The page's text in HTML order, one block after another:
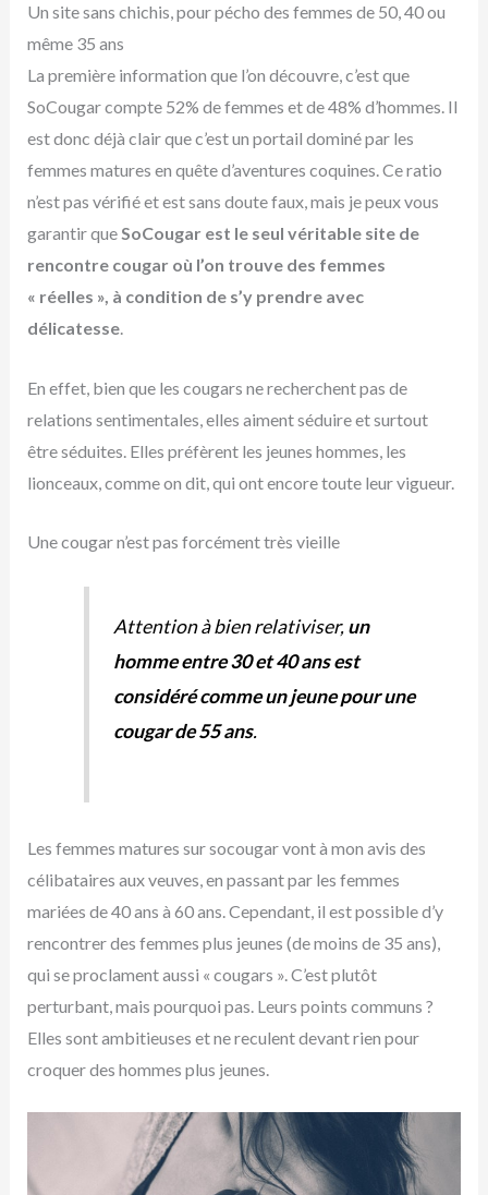
Un site sans chichis, pour pécho des femmes de 50, 40 ou
même 35 ans
La première information que l’on découvre, c’est que
SoCougar compte 52% de femmes et de 48% d’hommes. Il
est donc déjà clair que c’est un portail dominé par les
femmes matures en quête d’aventures coquines. Ce ratio
n’est pas vérifié et est sans doute faux, mais je peux vous
garantir queSoCougar est le seul véritable site de
rencontre cougar où l’on trouve des femmes
« réelles », à condition de s’y prendre avec
délicatesse.
En effet, bien que les cougars ne recherchent pas de
relations sentimentales, elles aiment séduire et surtout
être séduites. Elles préfèrent les jeunes hommes, les
lionceaux, comme on dit, qui ont encore toute leur vigueur.
Une cougar n’est pas forcément très vieille
Attention à bien relativiser,un
homme entre 30 et 40 ans est
considéré comme un jeune pour une
cougar de 55 ans.
Les femmes matures sur socougar vont à mon avis des
célibataires aux veuves, en passant par les femmes
mariées de 40 ans à 60 ans. Cependant, il est possible d’y
rencontrer des femmes plus jeunes (de moins de 35 ans),
qui se proclament aussi « cougars ». C’est plutôt
perturbant, mais pourquoi pas. Leurs points communs ?
Elles sont ambitieuses et ne reculent devant rien pour
croquer des hommes plus jeunes.